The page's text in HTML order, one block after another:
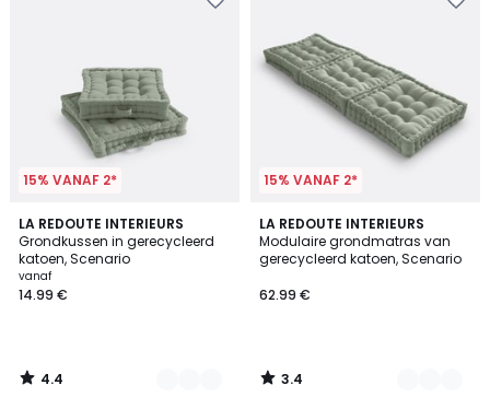
15% VANAF 2*
LA REDOUTE INTERIEURS
Grondkussen in gerecycleerd
katoen, Scenario
Prijs
vanaf
vanaf
14.99 €
4.4
/ 5
9
Kleuren
4.4
/
15% VANAF 2*
LA REDOUTE INTERIEURS
Modulaire grondmatras van
gerecycleerd katoen, Scenario
62.99 €
3.4
/ 5
10
Kleuren
3.4
/